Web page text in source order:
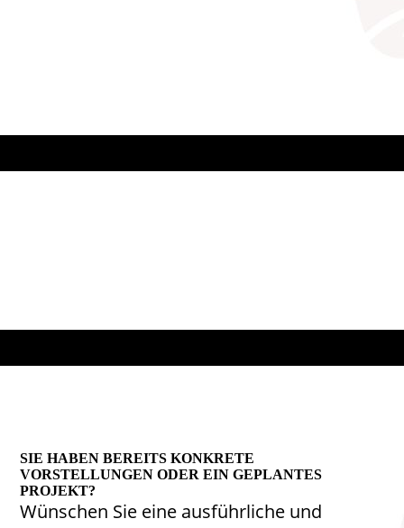
SIE HABEN BEREITS KONKRETE
VORSTELLUNGEN ODER EIN GEPLANTES
PROJEKT?
Wünschen Sie eine ausführliche und